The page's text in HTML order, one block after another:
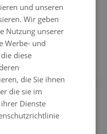
und unseren
Wir geben
Nutzung unserer
Werbe- und
diese
die Sie ihnen
die sie im
Dienste